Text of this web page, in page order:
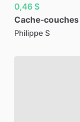
0,46 $
Cache-couches
Philippe S